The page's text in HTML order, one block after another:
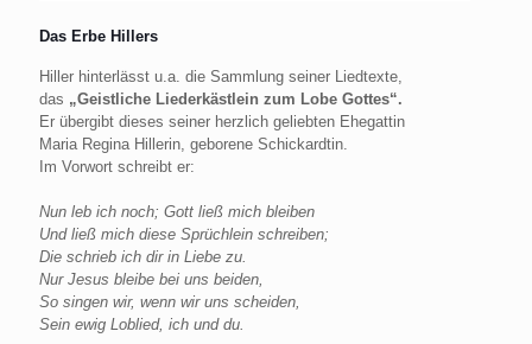
Das Erbe Hillers
Hiller hinterlässt u.a. die Sammlung seiner Liedtexte,
das „Geistliche Liederkästlein zum Lobe Gottes“.
Er übergibt dieses seiner herzlich geliebten Ehegattin
Maria Regina Hillerin, geborene Schickardtin.
Im Vorwort schreibt er:
Nun leb ich noch; Gott ließ mich bleiben
Und ließ mich diese Sprüchlein schreiben;
Die schrieb ich dir in Liebe zu.
Nur Jesus bleibe bei uns beiden,
So singen wir, wenn wir uns scheiden,
Sein ewig Loblied, ich und du.